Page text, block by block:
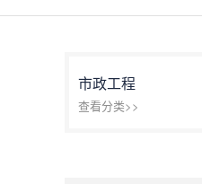
市政工程
查看分类>>